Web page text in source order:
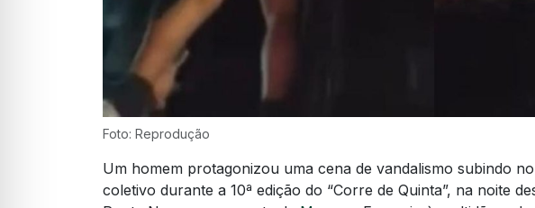
Foto: Reprodução
Um homem protagonizou uma cena de vandalismo subindo
coletivo durante a 10ª edição do “Corre de Quinta”, na noite